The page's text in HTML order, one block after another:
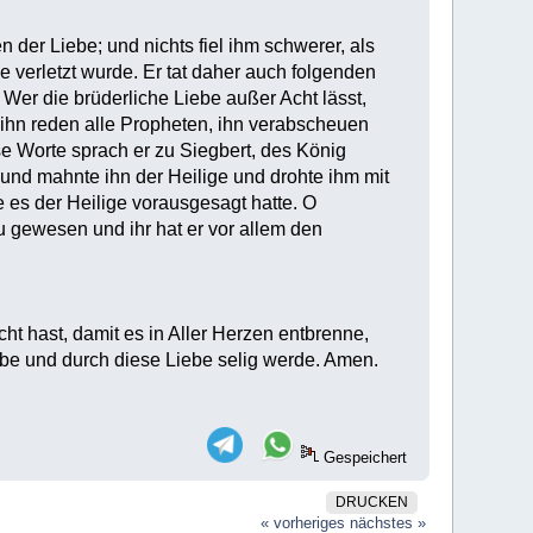
der Liebe; und nichts fiel ihm schwerer, als
verletzt wurde. Er tat daher auch folgenden
die brüderliche Liebe außer Acht lässt,
reden alle Propheten, ihn verabscheuen
Worte sprach er zu Siegbert, des König
mahnte ihn der Heilige und drohte ihm mit
der Heilige vorausgesagt hatte. O
und ihr hat er vor allem den
hast, damit es in Aller Herzen entbrenne,
und durch diese Liebe selig werde. Amen.
Gespeichert
DRUCKEN
« vorheriges nächstes »